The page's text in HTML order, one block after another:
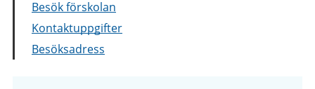
Besök förskolan
Kontaktuppgifter
Besöksadress